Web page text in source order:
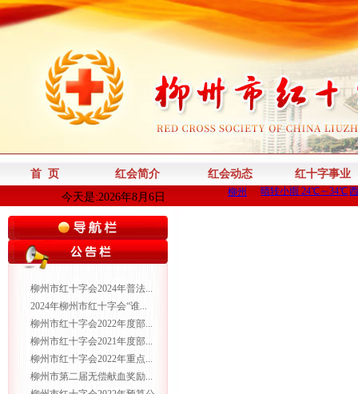
首 页 红会简介 红会动态
红十字事业
今天是:2026年8月6日
柳州市红十字会2024年普法...
2024年柳州市红十字会“谁...
柳州市红十字会2022年度部...
柳州市红十字会2021年度部...
柳州市红十字会2022年重点...
柳州市第二届无偿献血奖励...